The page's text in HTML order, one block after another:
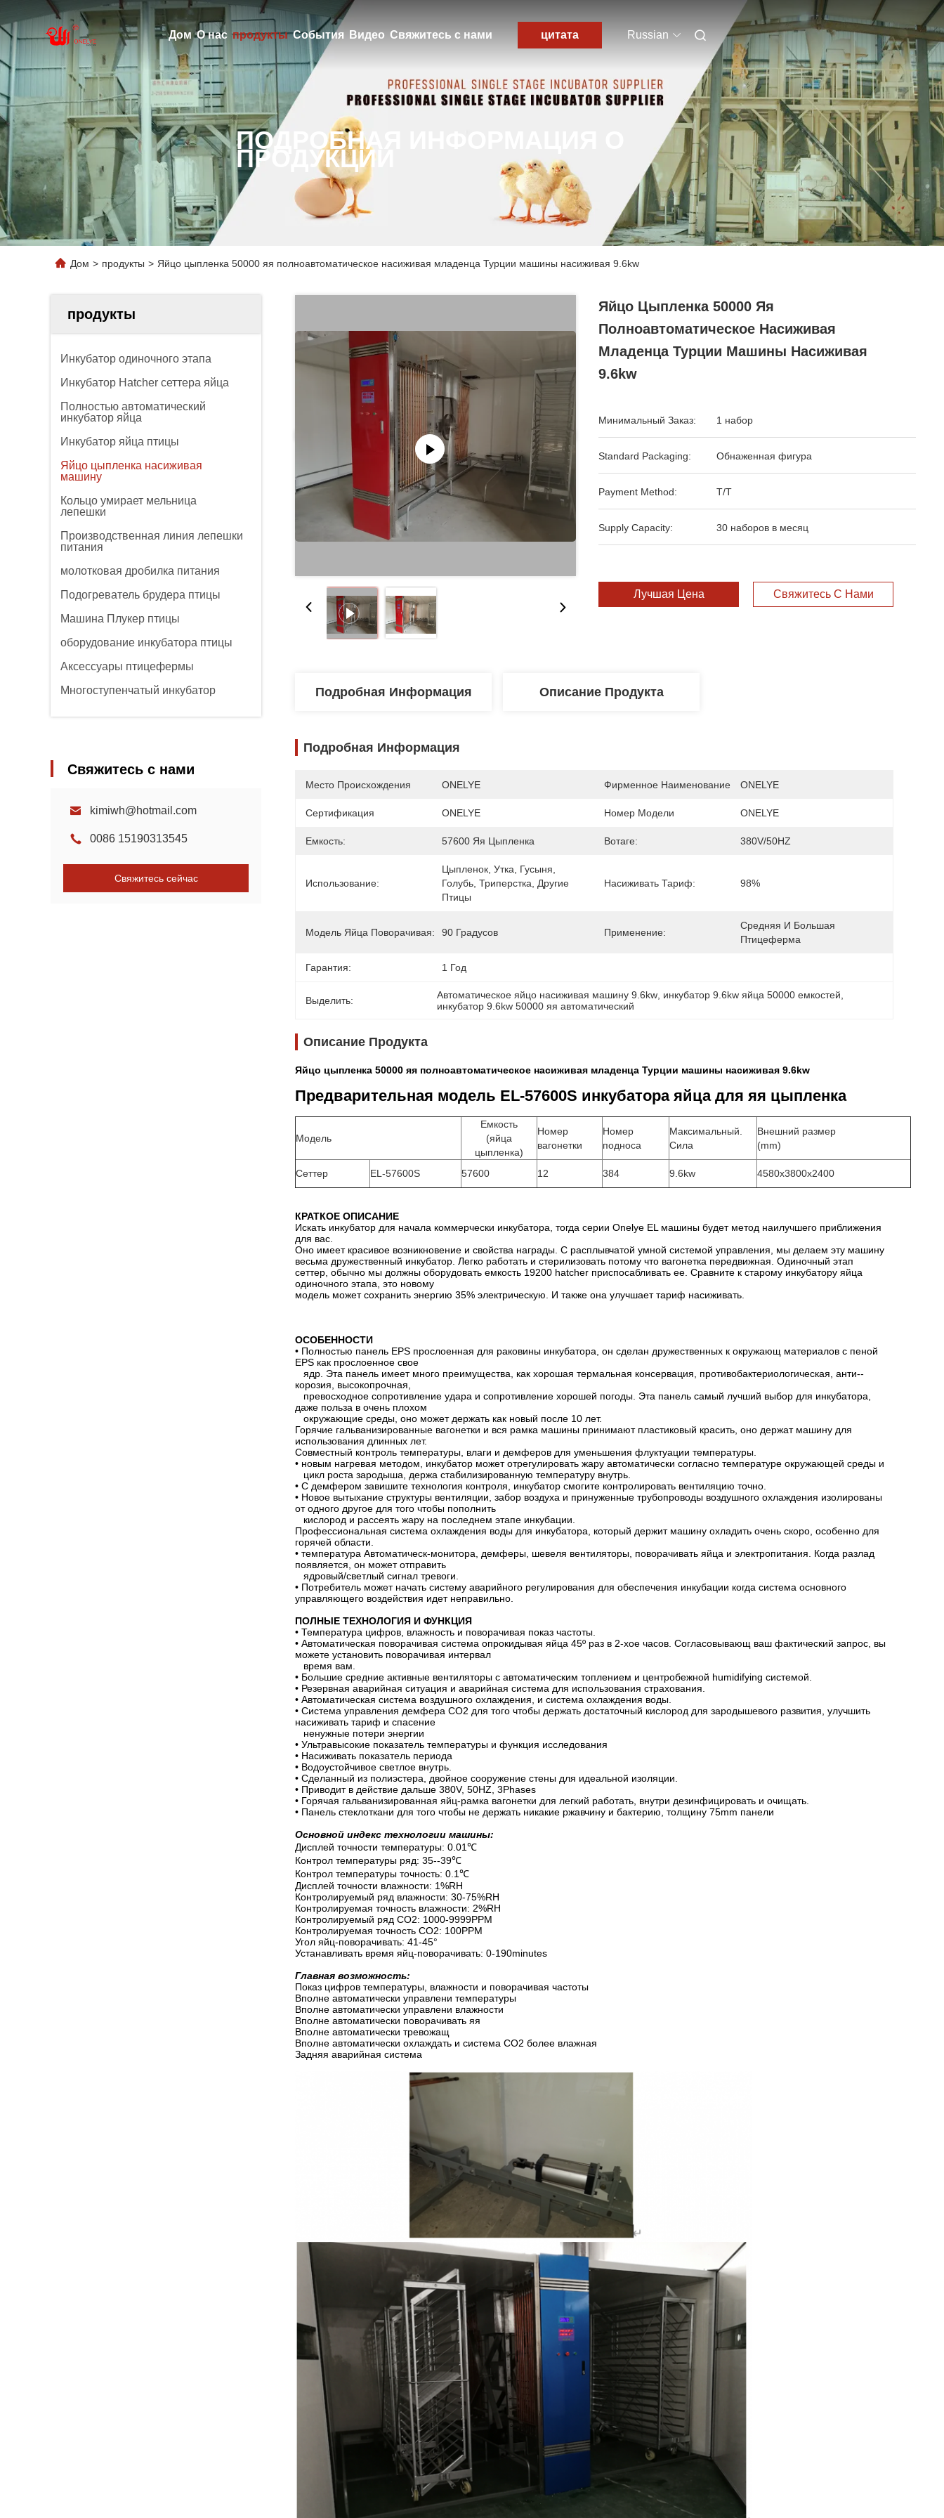
Дом О нас продукты События Видео Свяжитесь с нами цитата Russian
ПОДРОБНАЯ ИНФОРМАЦИЯ О
ПРОДУКЦИИ
Дом > продукты > Яйцо цыпленка 50000 яя полноавтоматическое насиживая младенца Турции машины насиживая 9.6kw
продукты
Инкубатор одиночного этапа
Инкубатор Hatcher сеттера яйца
Полностью автоматический
инкубатор яйца
Инкубатор яйца птицы
Яйцо цыпленка насиживая
машину
Кольцо умирает мельница
лепешки
Производственная линия лепешки
питания
молотковая дробилка питания
Подогреватель брудера птицы
Машина Плукер птицы
оборудование инкубатора птицы
Аксессуары птицефермы
Многоступенчатый инкубатор
Свяжитесь с нами
kimiwh@hotmail.com
0086 15190313545
Свяжитесь сейчас
Яйцо Цыпленка 50000 Яя
Полноавтоматическое Насиживая
Младенца Турции Машины Насиживая
9.6kw
Минимальный Заказ: 1 набор
Standard Packaging: Обнаженная фигура
Payment Method: T/T
Supply Capacity: 30 наборов в месяц
Лучшая Цена Свяжитесь С Нами
Подробная Информация Описание Продукта
Подробная Информация
Место Происхождения ONELYE Фирменное Наименование ONELYE
Сертификация ONELYE Номер Модели ONELYE
Емкость: 57600 Яя Цыпленка Вотаге: 380V/50HZ
Использование:
Цыпленок, Утка, Гусыня,
Голубь, Триперстка, Другие
Птицы
Насиживать Тариф: 98%
Модель Яйца Поворачивая: 90 Градусов Применение:
Средняя И Большая
Птицеферма
Гарантия: 1 Год
Выделить: Автоматическое яйцо насиживая машину 9.6kw инкубатор 9.6kw яйца 50000 емкостей
инкубатор 9.6kw 50000 яя автоматический
Описание Продукта
Яйцо цыпленка 50000 яя полноавтоматическое насиживая младенца Турции машины насиживая 9.6kw
Предварительная модель EL-57600S инкубатора яйца для яя цыпленка
Модель
Емкость
(яйца
цыпленка)
Номер
вагонетки
Номер
подноса
Максимальный.
Сила
Внешний размер
(mm)
Сеттер EL-57600S 57600 12 384 9.6kw 4580x3800x2400
КРАТКОЕ ОПИСАНИЕ
Искать инкубатор для начала коммерчески инкубатора, тогда серии Onelye EL машины будет метод наилучшего приближения
для вас.
Оно имеет красивое возникновение и свойства награды. С расплывчатой умной системой управления, мы делаем эту машину
весьма дружественный инкубатор. Легко работать и стерилизовать потому что вагонетка передвижная. Одиночный этап
сеттер, обычно мы должны оборудовать емкость 19200 hatcher приспосабливать ее. Сравните к старому инкубатору яйца
одиночного этапа, это новому
модель может сохранить энергию 35% электрическую. И также она улучшает тариф насиживать.
ОСОБЕННОСТИ
• Полностью панель EPS прослоенная для раковины инкубатора, он сделан дружественных к окружающ материалов с пеной
EPS как прослоенное свое
ядр. Эта панель имеет много преимущества, как хорошая термальная консервация, противобактериологическая, анти--
корозия, высокопрочная,
превосходное сопротивление удара и сопротивление хорошей погоды. Эта панель самый лучший выбор для инкубатора,
даже польза в очень плохом
окружающие среды, оно может держать как новый после 10 лет.
Горячие гальванизированные вагонетки и вся рамка машины принимают пластиковый красить, оно держат машину для
использования длинных лет.
Совместный контроль температуры, влаги и демферов для уменьшения флуктуации температуры.
• новым нагревая методом, инкубатор может отрегулировать жару автоматически согласно температуре окружающей среды и
цикл роста зародыша, держа стабилизированную температуру внутрь.
• С демфером завишите технология контроля, инкубатор смогите контролировать вентиляцию точно.
• Новое вытыхание структуры вентиляции, забор воздуха и принуженные трубопроводы воздушного охлаждения изолированы
от одного другое для того чтобы пополнить
кислород и рассеять жару на последнем этапе инкубации.
Профессиональная система охлаждения воды для инкубатора, который держит машину охладить очень скоро, особенно для
горячей области.
• температура Автоматическ-монитора, демферы, шевеля вентиляторы, поворачивать яйца и электропитания. Когда разлад
появляется, он может отправить
ядровый/светлый сигнал тревоги.
• Потребитель может начать систему аварийного регулирования для обеспечения инкубации когда система основного
управляющего воздействия идет неправильно.
ПОЛНЫЕ ТЕХНОЛОГИЯ И ФУНКЦИЯ
• Температура цифров, влажность и поворачивая показ частоты.
• Автоматическая поворачивая система опрокидывая яйца 45º раз в 2-хое часов. Согласовывающ ваш фактический запрос, вы
можете установить поворачивая интервал
время вам.
• Большие средние активные вентиляторы с автоматическим топлением и центробежной humidifying системой.
• Резервная аварийная ситуация и аварийная система для использования страхования.
• Автоматическая система воздушного охлаждения, и система охлаждения воды.
• Система управления демфера СО2 для того чтобы держать достаточный кислород для зародышевого развития, улучшить
насиживать тариф и спасение
ненужные потери энергии
• Ультравысокие показатель температуры и функция исследования
• Насиживать показатель периода
• Водоустойчивое светлое внутрь.
• Сделанный из полиэстера, двойное сооружение стены для идеальной изоляции.
• Приводит в действие дальше 380V, 50HZ, 3Phases
• Горячая гальванизированная яйц-рамка вагонетки для легкий работать, внутри дезинфицировать и очищать.
• Панель стеклоткани для того чтобы не держать никакие ржавчину и бактерию, толщину 75mm панели
Основной индекс технологии машины:
Дисплей точности температуры: 0.01℃
Контрол температуры ряд: 35--39℃
Контрол температуры точность: 0.1℃
Дисплей точности влажности: 1%RH
Контролируемый ряд влажности: 30-75%RH
Контролируемая точность влажности: 2%RH
Контролируемый ряд СО2: 1000-9999PPM
Контролируемая точность СО2: 100PPM
Угол яйц-поворачивать: 41-45°
Устанавливать время яйц-поворачивать: 0-190minutes
Главная возможность:
Показ цифров температуры, влажности и поворачивая частоты
Вполне автоматически управлени температуры
Вполне автоматически управлени влажности
Вполне автоматически поворачивать яя
Вполне автоматически тревожащ
Вполне автоматически охлаждать и система СО2 более влажная
Задняя аварийная система